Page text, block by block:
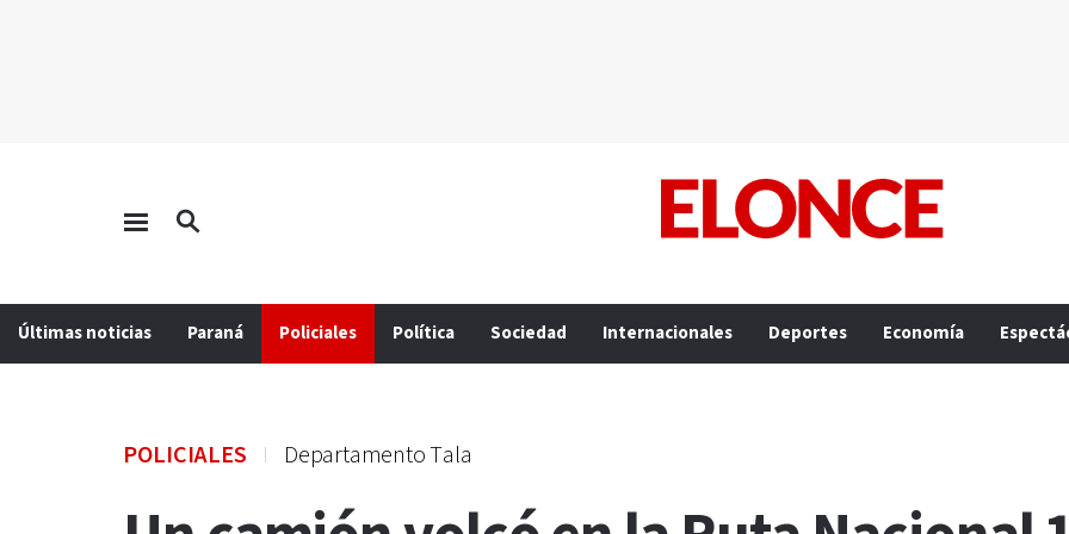
Últimas noticias Paraná Policiales Política Sociedad Internacionales Deportes Economía
POLICIALES Departamento Tala